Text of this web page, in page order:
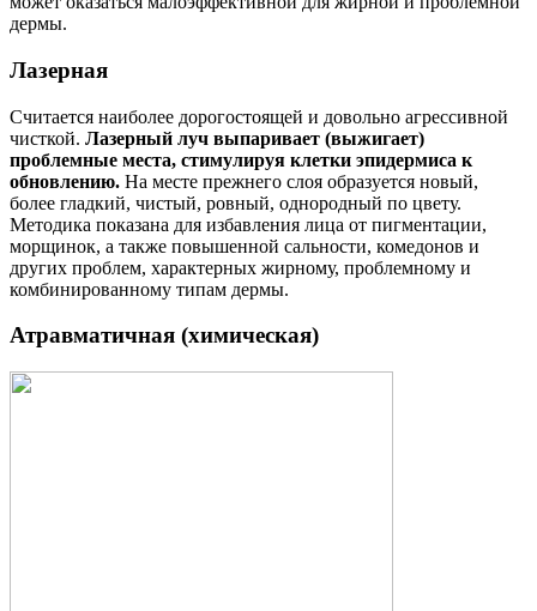
дермы.
Лазерная
Считается наиболее дорогостоящей и довольно агрессивной
чисткой. Лазерный луч выпаривает (выжигает)
проблемные места, стимулируя клетки эпидермиса к
обновлению. На месте прежнего слоя образуется новый,
более гладкий, чистый, ровный, однородный по цвету.
Методика показана для избавления лица от пигментации,
морщинок, а также повышенной сальности, комедонов и
других проблем, характерных жирному, проблемному и
комбинированному типам дермы.
Атравматичная (химическая)